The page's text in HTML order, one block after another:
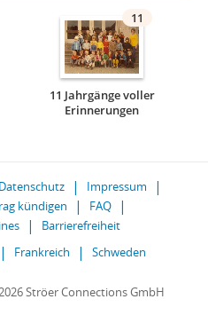
11
11 Jahrgänge voller
Erinnerungen
Datenschutz
Impressum
kündigen
FAQ
Barrierefreiheit
Frankreich Schweden
Ströer Connections GmbH